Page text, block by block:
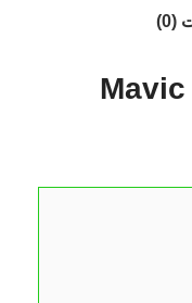
(0)
باتری مویک مینی 2 | Mavic